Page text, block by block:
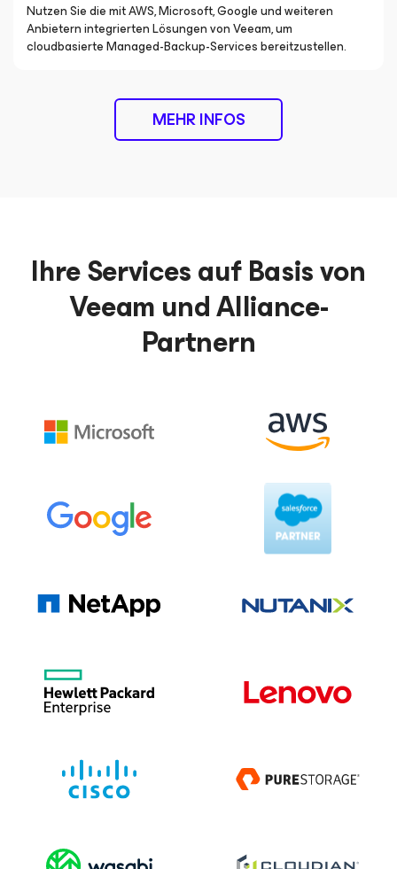
Nutzen Sie die mit AWS, Microsoft, Google und weiteren
Anbietern integrierten Lösungen von Veeam, um
cloudbasierte Managed-Backup-Services bereitzustellen.
MEHR INFOS
Ihre Services auf Basis von
Veeam und Alliance-
Partnern